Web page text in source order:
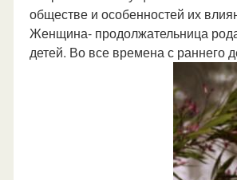
обществе и особенностей их
Женщина- продолжательница
детей. Во все времена с раннего